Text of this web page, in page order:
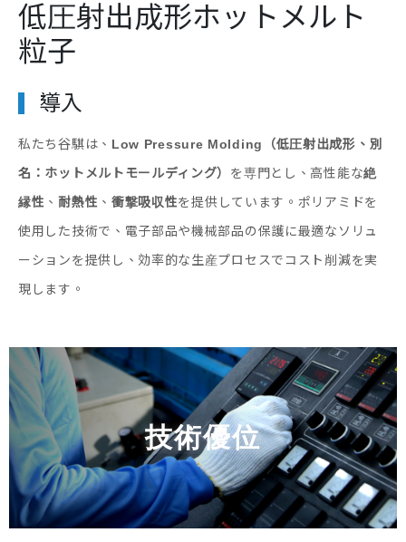
低圧射出成形ホットメルト
粒子
導入
私たち谷騏は、 Low Pressure Molding（低圧射出成形、別
名：ホットメルトモールディング） を専門とし、高性能な絶
縁性 、耐熱性 、 衝撃吸収性を提供しています。ポリアミドを
使用した技術で、電子部品や機械部品の保護に最適なソリュ
ーションを提供し、効率的な生産プロセスでコスト削減を実
現します。
技術優位